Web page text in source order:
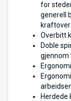
for
generell
Overbitt
Doble
gjennom